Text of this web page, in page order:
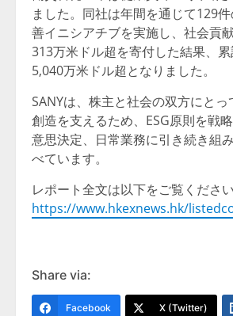
ました。同社は年間を通じて129
善イニシアチブを実施し、社会貢
313万米ドル超を寄付した結果、
5,040万米ドル超となりました。
SANYは、株主と社会の双方にと
創造を支えるため、ESG原則を戦
意思決定、日常業務に引き続き組
べています。
レポート全文は以下をご覧ください
https://www.hkexnews.hk/
Share via:
Facebook X (Twitter)